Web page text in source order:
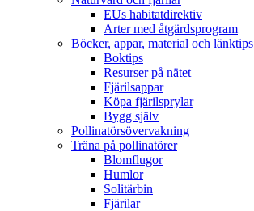
EUs habitatdirektiv
Arter med åtgärdsprogram
Böcker, appar, material och länktips
Boktips
Resurser på nätet
Fjärilsappar
Köpa fjärilsprylar
Bygg själv
Pollinatörsövervakning
Träna på pollinatörer
Blomflugor
Humlor
Solitärbin
Fjärilar